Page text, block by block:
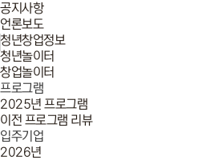
공지사항
언론보도
청년창업정보
청년놀이터
창업놀이터
프로그램
2025년 프로그램
이전 프로그램 리뷰
입주기업
2026년